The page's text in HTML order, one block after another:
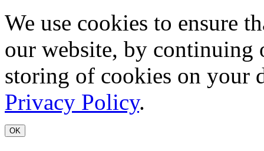
We use cookies to ensure
our website, by continuing
storing of cookies on your
Privacy Policy.
OK